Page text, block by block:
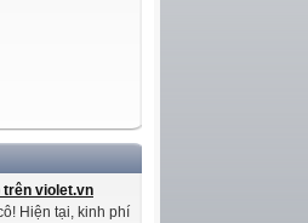
trên violet.vn
Hiện tại, kinh phí